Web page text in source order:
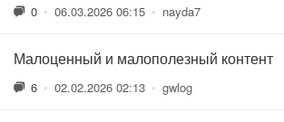
0 • 06.03.2026 06:15 • nayda7
Малоценный и малополезный контент
6 • 02.02.2026 02:13 • gwlog